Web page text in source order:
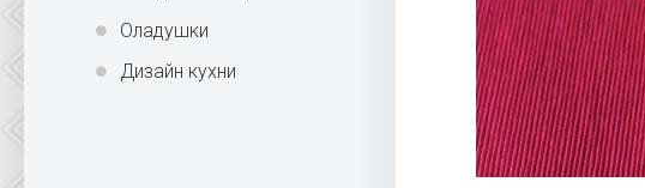
Оладушки
Дизайн кухни